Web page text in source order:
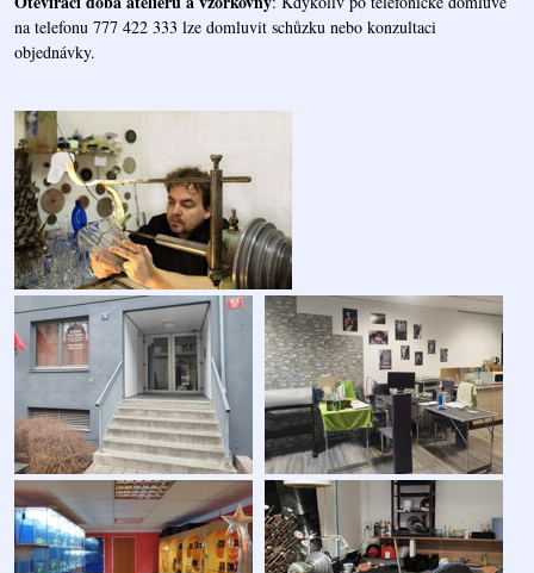
na telefonu 777 422 333 lze domluvit schůzku nebo konzultaci
objednávky.